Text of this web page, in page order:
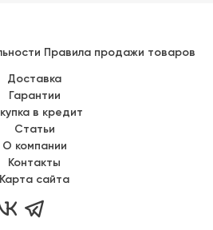
Правила продажи товаров
Доставка
Гарантии
в кредит
Статьи
О компании
Контакты
Карта сайта
